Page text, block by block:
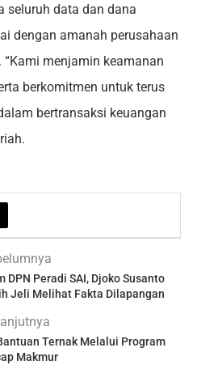
seluruh data dan dana
dengan amanah perusahaan
menjamin keamanan
berkomitmen untuk terus
bertransaksi keuangan
DPN Peradi SAI, Djoko Susanto
Jeli Melihat Fakta Dilapangan
Ternak Melalui Program
Makmur